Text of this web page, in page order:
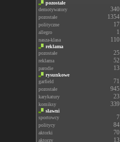
pozostałe
demotywatory
340
pozostałe 1354
polityczne 17
allegro 1
nasza-klasa 110
reklama
pozostałe
25
reklama 52
parodie 13
rysunkowe
garfield
71
pozostałe 945
karykatury 23
komiksy 339
sławni
sportowcy
7
politycy 84
aktorki 70
aktorzy 13